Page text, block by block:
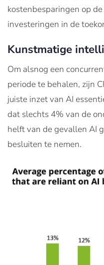
kostenbesparingen op
investeringen in de
Kunstmatige
Om alsnog een
periode te behalen, zijn
juiste inzet van AI
dat slechts 4% van de
helft van de gevallen AI
besluiten te nemen.